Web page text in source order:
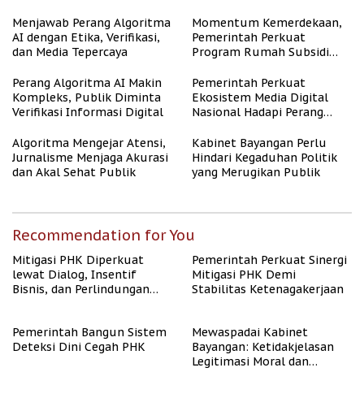
Menjawab Perang Algoritma
AI dengan Etika, Verifikasi,
dan Media Tepercaya
Momentum Kemerdekaan,
Pemerintah Perkuat
Program Rumah Subsidi
Berpenghasilan Rendah
Perang Algoritma AI Makin
Kompleks, Publik Diminta
Verifikasi Informasi Digital
Pemerintah Perkuat
Ekosistem Media Digital
Nasional Hadapi Perang
Algoritma Mengejar Atensi,
Jurnalisme Menjaga Akurasi
dan Akal Sehat Publik
Kabinet Bayangan Perlu
Hindari Kegaduhan Politik
yang Merugikan Publik
Recommendation for You
Mitigasi PHK Diperkuat
lewat Dialog, Insentif
Bisnis, dan Perlindungan
Pemerintah Perkuat Sinergi
Mitigasi PHK Demi
Stabilitas Ketenagakerjaan
Pemerintah Bangun Sistem
Deteksi Dini Cegah PHK
Mewaspadai Kabinet
Bayangan: Ketidakjelasan
Legitimasi Moral dan